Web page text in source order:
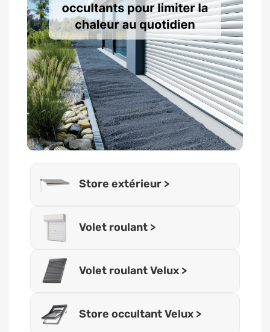
Store extérieur >
Volet roulant >
Volet roulant Velux >
Store occultant Velux >